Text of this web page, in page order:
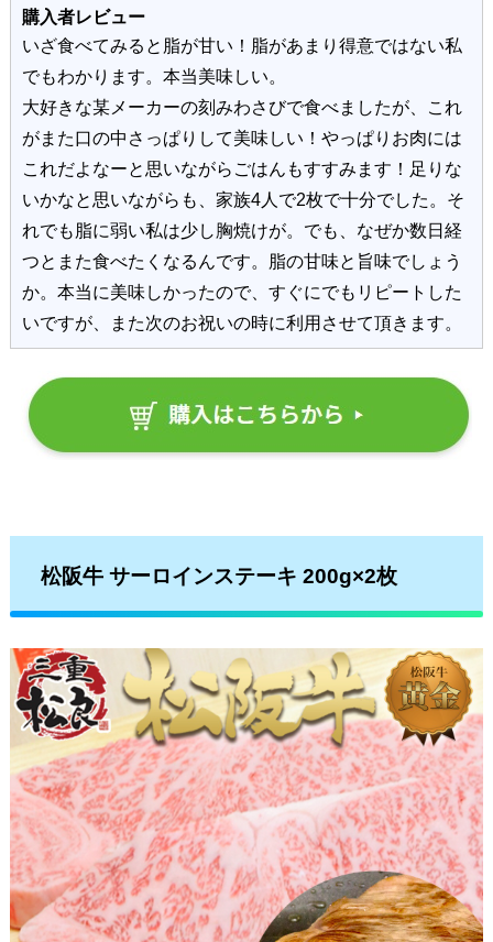
購入者レビュー
いざ食べてみると脂が甘い！脂があまり得意ではない私
でもわかります。本当美味しい。
大好きな某メーカーの刻みわさびで食べましたが、これ
がまた口の中さっぱりして美味しい！やっぱりお肉には
これだよなーと思いながらごはんもすすみます！足りな
いかなと思いながらも、家族4人で2枚で十分でした。そ
れでも脂に弱い私は少し胸焼けが。でも、なぜか数日経
つとまた食べたくなるんです。脂の甘味と旨味でしょう
か。本当に美味しかったので、すぐにでもリピートした
いですが、また次のお祝いの時に利用させて頂きます。
松阪牛 サーロインステーキ 200g×2枚